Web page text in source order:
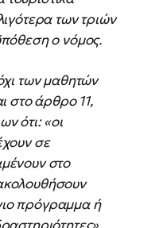
των τριών
ο νόμος.
των μαθητών
στο άρθρο 11,
ότι: «οι
σε
στο
πρόγραμμα ή